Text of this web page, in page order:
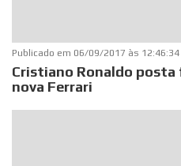
Publicado em 06/09/2017 às 12:46:34
Cristiano Ronaldo posta
nova Ferrari